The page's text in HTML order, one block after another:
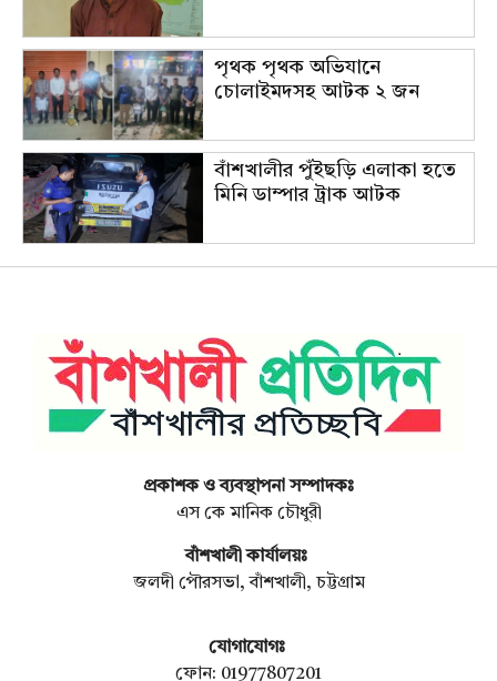
পৃথক পৃথক অভিযানে
চোলাইমদসহ আটক ২ জন
বাঁশখালীর পুঁইছড়ি এলাকা হতে
মিনি ডাম্পার ট্রাক আটক
প্রকাশক ও ব্যবস্থাপনা সম্পাদকঃ
এস কে মানিক চৌধুরী
বাঁশখালী কার্যালয়ঃ
জলদী পৌরসভা, বাঁশখালী, চট্টগ্রাম
যোগাযোগঃ
ফোন: 01977807201